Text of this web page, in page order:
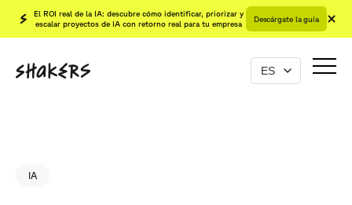
El ROI real de la IA: descubre cómo identificar, priorizar y
escalar proyectos de IA con retorno real para tu empresa
Descárgate la guía
IA